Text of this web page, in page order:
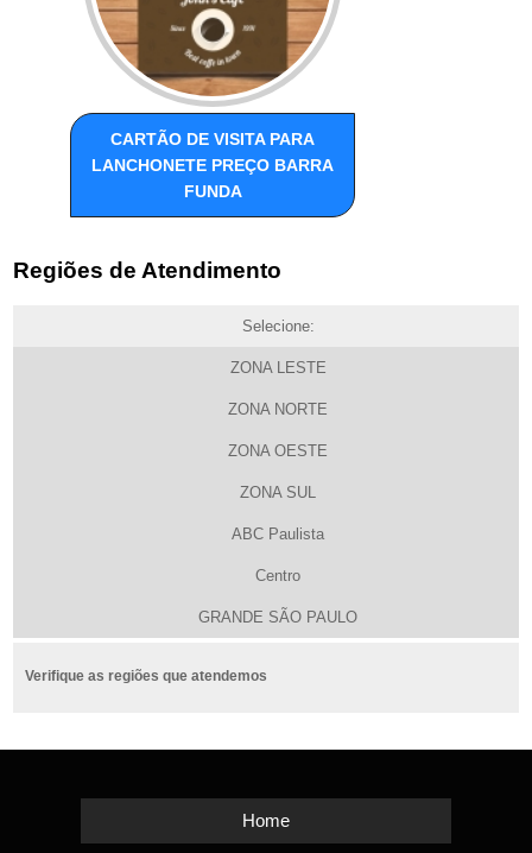
CARTÃO DE VISITA PARA
LANCHONETE PREÇO BARRA
FUNDA
Regiões de Atendimento
Selecione:
ZONA LESTE
ZONA NORTE
ZONA OESTE
ZONA SUL
ABC Paulista
Centro
GRANDE SÃO PAULO
Verifique as regiões que atendemos
Home